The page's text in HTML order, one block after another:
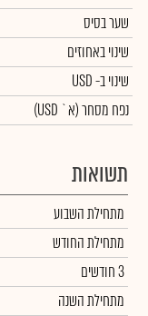
שער בסיס
שינוי באחוזים
שינויב- USD
נפח מסחר(א` USD)
תשואות
מתחילת השבוע
מתחילת החודש
3 חודשים
מתחילת השנה